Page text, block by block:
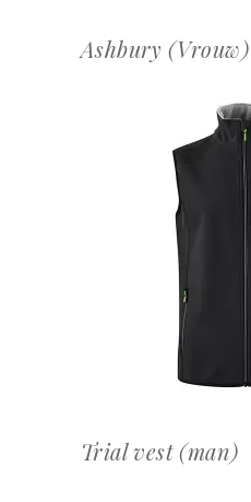
Ashbury (Vrouw)
Trial vest (man)